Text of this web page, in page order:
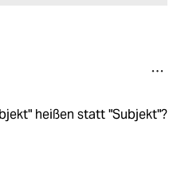
heißen statt "Subjekt"?